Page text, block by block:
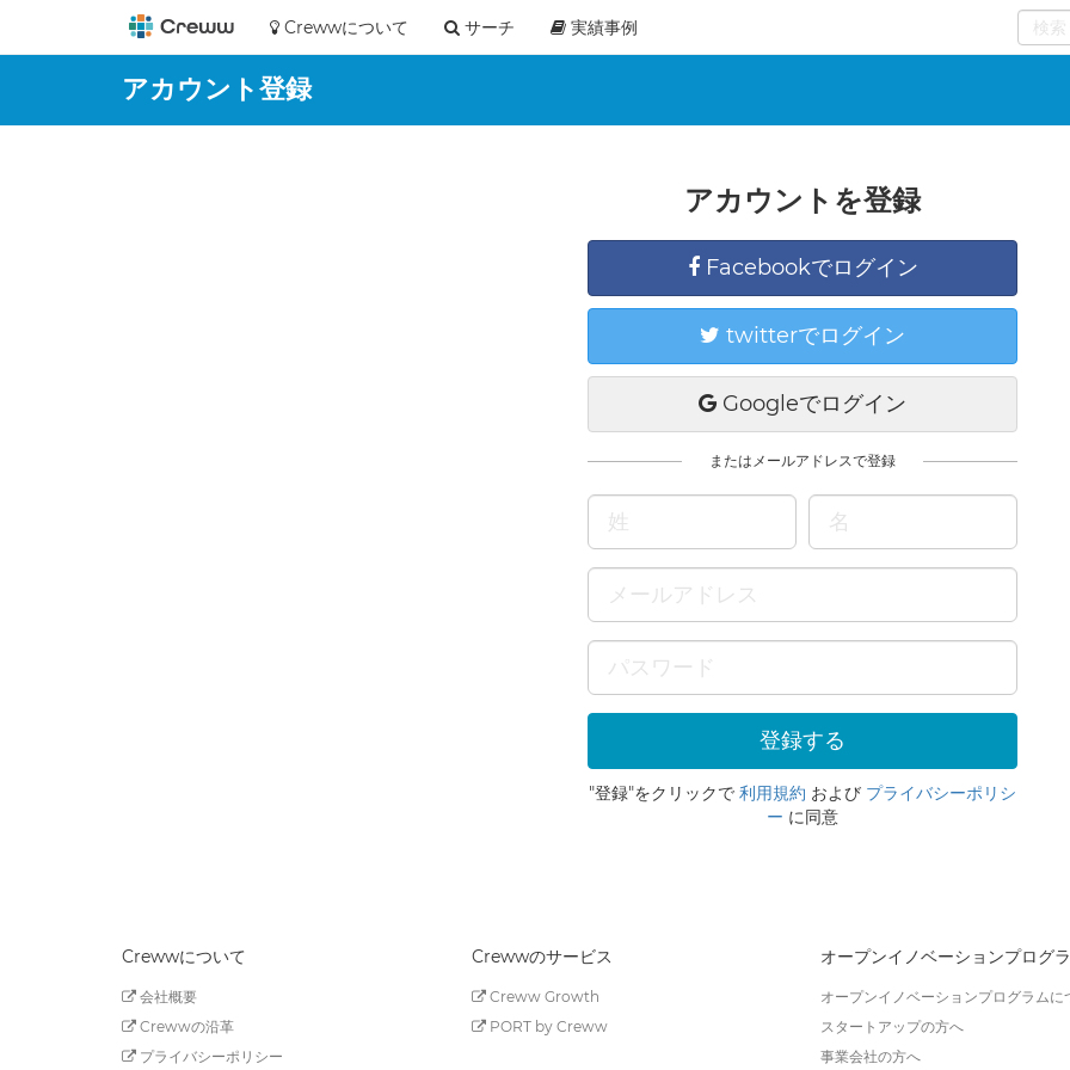
Crewwについて サーチ 実績事例
0
アカウント登録
アカウントを登録
Facebookでログイン
twitterでログイン
Googleでログイン
またはメールアドレスで登録
"登録"をクリックで 利用規約 および プライバシーポリシ
ー に同意
Crewwについて
会社概要
Crewwの沿革
プライバシーポリシー
Crewwのサービス
Creww Growth
PORT by Creww
オープンイノベーションプログ
オープンイノベーションプログラムに
スタートアップの方へ
事業会社の方へ